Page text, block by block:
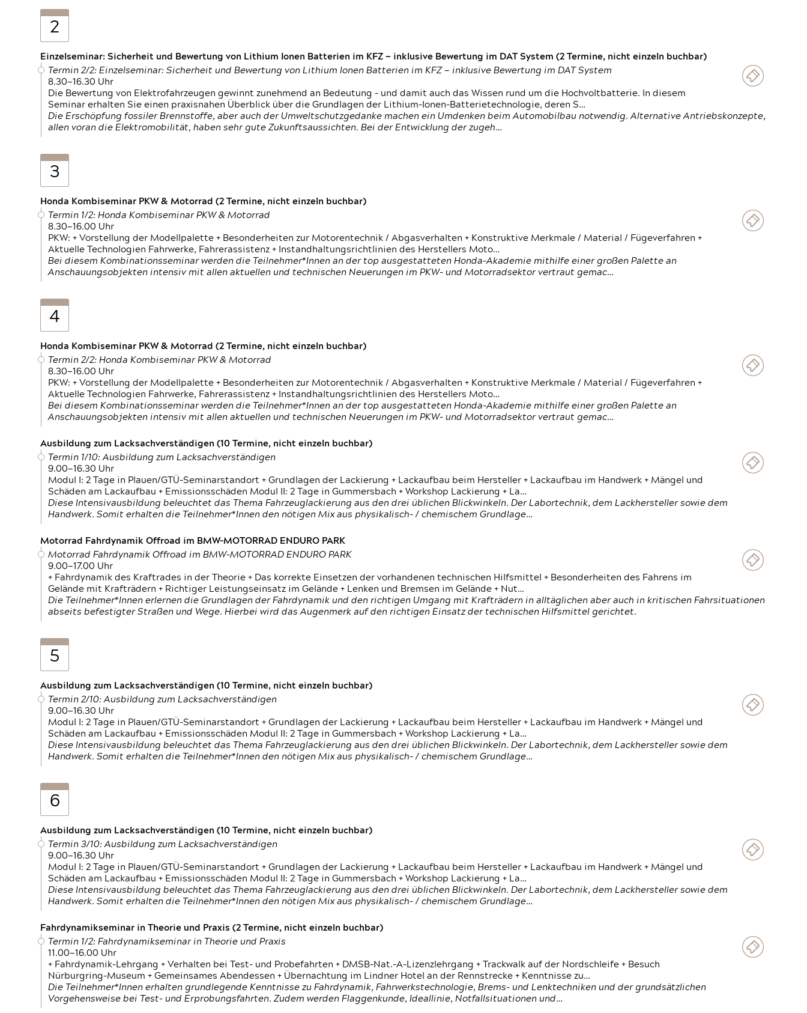
2
Einzelseminar: Sicherheit und Bewertung von Lithium Ionen Batterien im KFZ — inklusive Bewertung im DAT System (2 Termine, nicht einzeln buchbar)
Termin 2/2: Einzelseminar: Sicherheit und Bewertung von Lithium Ionen Batterien im KFZ — inklusive Bewertung im DAT System
8.30—16.30 Uhr
Die Bewertung von Elektrofahrzeugen gewinnt zunehmend an Bedeutung – und damit auch das Wissen rund um die Hochvoltbatterie. In diesem
Seminar erhalten Sie einen praxisnahen Überblick über die Grundlagen der Lithium-Ionen-Batterietechnologie, deren S…
Die Erschöpfung fossiler Brennstoffe, aber auch der Umweltschutzgedanke machen ein Umdenken beim Automobilbau notwendig. Alternative Antriebskonzepte,
allen voran die Elektromobilität, haben sehr gute Zukunftsaussichten. Bei der Entwicklung der zugeh…
3
Honda Kombiseminar PKW & Motorrad (2 Termine, nicht einzeln buchbar)
Termin 1/2: Honda Kombiseminar PKW & Motorrad
8.30—16.00 Uhr
PKW: + Vorstellung der Modellpalette + Besonderheiten zur Motorentechnik / Abgasverhalten + Konstruktive Merkmale / Material / Fügeverfahren +
Aktuelle Technologien Fahrwerke, Fahrerassistenz + Instandhaltungsrichtlinien des Herstellers Moto…
Bei diesem Kombinationsseminar werden die Teilnehmer*Innen an der top ausgestatteten Honda-Akademie mithilfe einer großen Palette an
Anschauungsobjekten intensiv mit allen aktuellen und technischen Neuerungen im PKW- und Motorradsektor vertraut gemac…
4
Honda Kombiseminar PKW & Motorrad (2 Termine, nicht einzeln buchbar)
Termin 2/2: Honda Kombiseminar PKW & Motorrad
8.30—16.00 Uhr
PKW: + Vorstellung der Modellpalette + Besonderheiten zur Motorentechnik / Abgasverhalten + Konstruktive Merkmale / Material / Fügeverfahren +
Aktuelle Technologien Fahrwerke, Fahrerassistenz + Instandhaltungsrichtlinien des Herstellers Moto…
Bei diesem Kombinationsseminar werden die Teilnehmer*Innen an der top ausgestatteten Honda-Akademie mithilfe einer großen Palette an
Anschauungsobjekten intensiv mit allen aktuellen und technischen Neuerungen im PKW- und Motorradsektor vertraut gemac…
Ausbildung zum Lacksachverständigen (10 Termine, nicht einzeln buchbar)
Termin 1/10: Ausbildung zum Lacksachverständigen
9.00—16.30 Uhr
Modul I: 2 Tage in Plauen/GTÜ-Seminarstandort + Grundlagen der Lackierung + Lackaufbau beim Hersteller + Lackaufbau im Handwerk + Mängel und
Schäden am Lackaufbau + Emissionsschäden Modul II: 2 Tage in Gummersbach + Workshop Lackierung + La…
Diese Intensivausbildung beleuchtet das Thema Fahrzeuglackierung aus den drei üblichen Blickwinkeln. Der Labortechnik, dem Lackhersteller sowie dem
Handwerk. Somit erhalten die Teilnehmer*Innen den nötigen Mix aus physikalisch- / chemischem Grundlage…
Motorrad Fahrdynamik Offroad im BMW-MOTORRAD ENDURO PARK
Motorrad Fahrdynamik Offroad im BMW-MOTORRAD ENDURO PARK
9.00—17.00 Uhr
+ Fahrdynamik des Kraftrades in der Theorie + Das korrekte Einsetzen der vorhandenen technischen Hilfsmittel + Besonderheiten des Fahrens im
Gelände mit Krafträdern + Richtiger Leistungseinsatz im Gelände + Lenken und Bremsen im Gelände + Nut…
Die Teilnehmer*Innen erlernen die Grundlagen der Fahrdynamik und den richtigen Umgang mit Krafträdern in alltäglichen aber auch in kritischen Fahrsituationen
abseits befestigter Straßen und Wege. Hierbei wird das Augenmerk auf den richtigen Einsatz der technischen Hilfsmittel gerichtet.
5
Ausbildung zum Lacksachverständigen (10 Termine, nicht einzeln buchbar)
Termin 2/10: Ausbildung zum Lacksachverständigen
9.00—16.30 Uhr
Modul I: 2 Tage in Plauen/GTÜ-Seminarstandort + Grundlagen der Lackierung + Lackaufbau beim Hersteller + Lackaufbau im Handwerk + Mängel und
Schäden am Lackaufbau + Emissionsschäden Modul II: 2 Tage in Gummersbach + Workshop Lackierung + La…
Diese Intensivausbildung beleuchtet das Thema Fahrzeuglackierung aus den drei üblichen Blickwinkeln. Der Labortechnik, dem Lackhersteller sowie dem
Handwerk. Somit erhalten die Teilnehmer*Innen den nötigen Mix aus physikalisch- / chemischem Grundlage…
6
Ausbildung zum Lacksachverständigen (10 Termine, nicht einzeln buchbar)
Termin 3/10: Ausbildung zum Lacksachverständigen
9.00—16.30 Uhr
Modul I: 2 Tage in Plauen/GTÜ-Seminarstandort + Grundlagen der Lackierung + Lackaufbau beim Hersteller + Lackaufbau im Handwerk + Mängel und
Schäden am Lackaufbau + Emissionsschäden Modul II: 2 Tage in Gummersbach + Workshop Lackierung + La…
Diese Intensivausbildung beleuchtet das Thema Fahrzeuglackierung aus den drei üblichen Blickwinkeln. Der Labortechnik, dem Lackhersteller sowie dem
Handwerk. Somit erhalten die Teilnehmer*Innen den nötigen Mix aus physikalisch- / chemischem Grundlage…
Fahrdynamikseminar in Theorie und Praxis (2 Termine, nicht einzeln buchbar)
Termin 1/2: Fahrdynamikseminar in Theorie und Praxis
11.00—16.00 Uhr
+ Fahrdynamik-Lehrgang + Verhalten bei Test- und Probefahrten + DMSB-Nat.-A-Lizenzlehrgang + Trackwalk auf der Nordschleife + Besuch
Nürburgring-Museum + Gemeinsames Abendessen + Übernachtung im Lindner Hotel an der Rennstrecke + Kenntnisse zu…
Die Teilnehmer*Innen erhalten grundlegende Kenntnisse zu Fahrdynamik, Fahrwerkstechnologie, Brems- und Lenktechniken und der grundsätzlichen
Vorgehensweise bei Test- und Erprobungsfahrten. Zudem werden Flaggenkunde, Ideallinie, Notfallsituationen und…